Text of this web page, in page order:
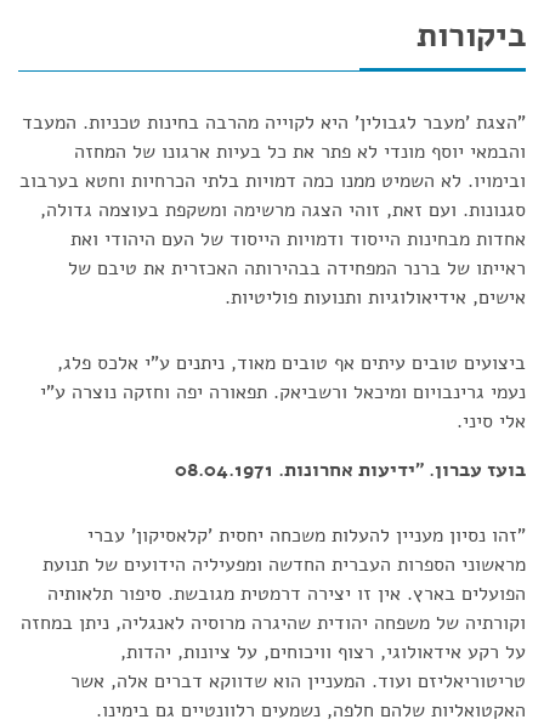
ביקורות
"הצגת 'מעבר לגבולין' היא לקוייה מהרבה בחינות טכניות. המעבד
והבמאי יוסף מונדי לא פתר את כל בעיות ארגונו של המחזה
ובימויו. לא השמיט ממנו כמה דמויות בלתי הכרחיות וחטא בערבוב
סגנונות. ועם זאת, זוהי הצגה מרשימה ומשקפת בעוצמה גדולה,
אחדות מבחינות הייסוד ודמויות הייסוד של העם היהודי ואת
ראייתו של ברנר המפחידה בבהירותה האכזרית את טיבם של
אישים, אידיאולוגיות ותנועות פוליטיות.
ביצועים טובים עיתים אף טובים מאוד, ניתנים ע"י אלכס פלג,
נעמי גרינבויום ומיכאל ורשביאק. תפאורה יפה וחזקה נוצרה ע"י
אלי סיני.
בועז עברון. "ידיעות אחרונות. 08.04.1971
"זהו נסיון מעניין להעלות משכחה יחסית 'קלאסיקון' עברי
מראשוני הספרות העברית החדשה ומפעיליה הידועים של תנועת
הפועלים בארץ. אין זו יצירה דרמטית מגובשת. סיפור תלאותיה
וקורתיה של משפחה יהודית שהיגרה מרוסיה לאנגליה, ניתן במחזה
על רקע אידאולוגי, רצוף וויכוחים, על ציונות, יהדות,
טריטוריאליזם ועוד. המעניין הוא שדווקא דברים אלה, אשר
האקטואליות שלהם חלפה, נשמעים רלוונטיים גם בימינו.